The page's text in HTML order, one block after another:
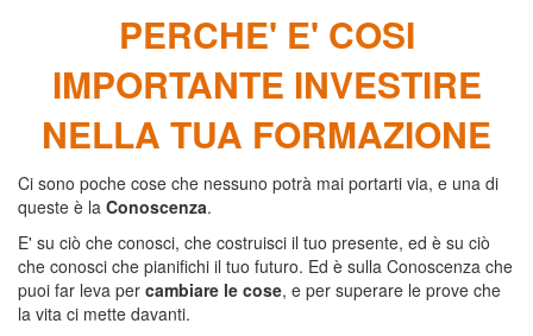
PERCHE' E' COSI
IMPORTANTE INVESTIRE
NELLA TUA FORMAZIONE
Ci sono poche cose che nessuno potrà mai portarti via, e una di
queste è la Conoscenza.
E' su ciò che conosci, che costruisci il tuo presente, ed è su ciò
che conosci che pianifichi il tuo futuro. Ed è sulla Conoscenza che
puoi far leva per cambiare le cose, e per superare le prove che
la vita ci mette davanti.